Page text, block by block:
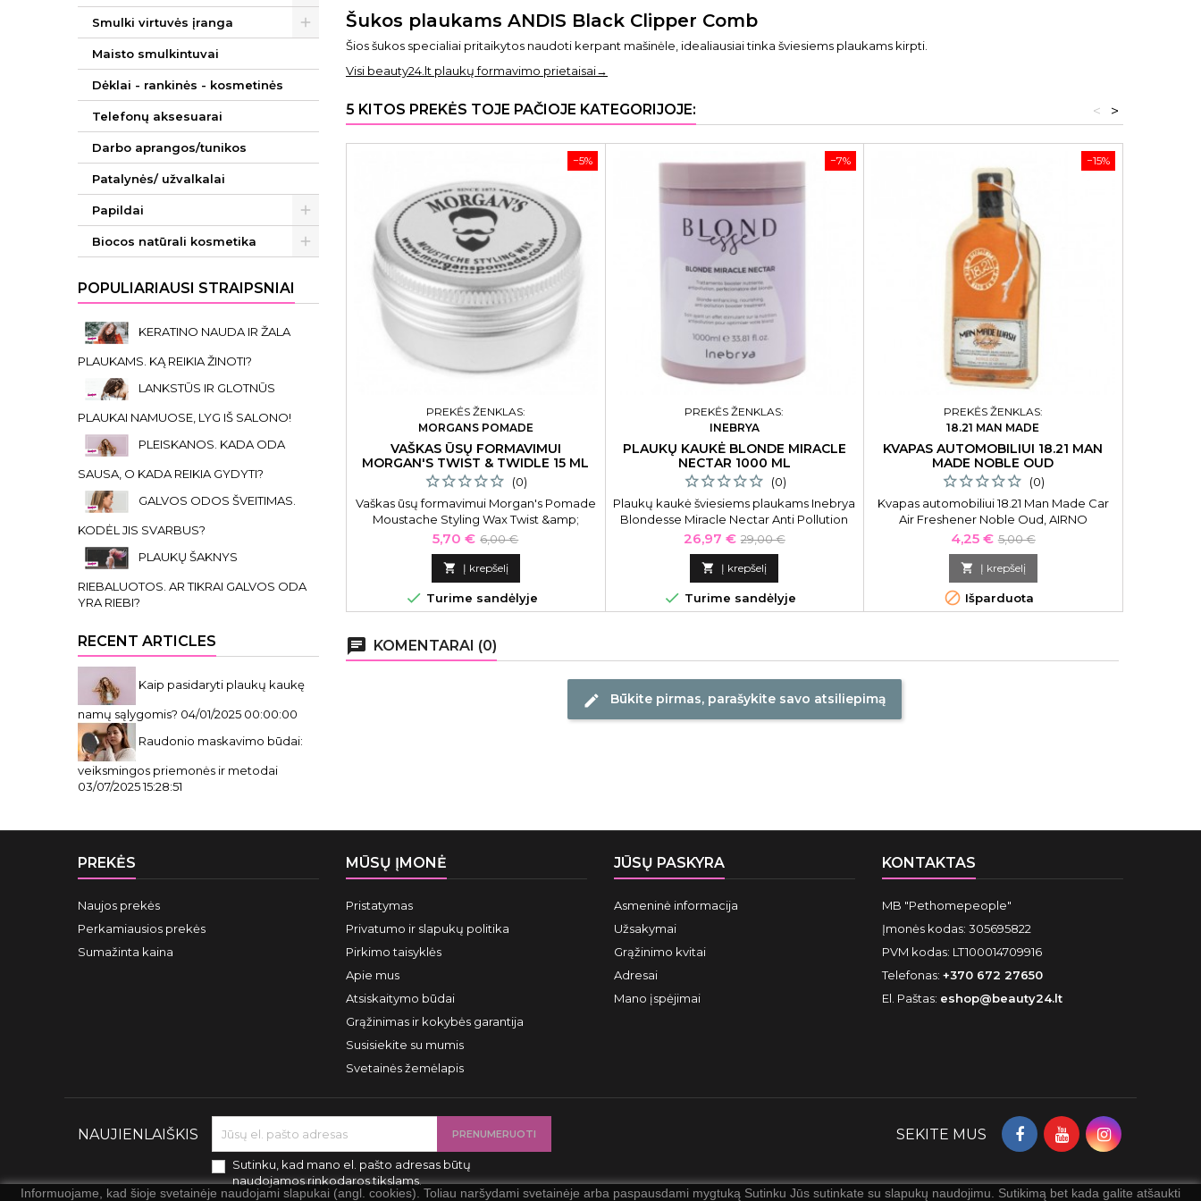
Smulki virtuvės įranga
Maisto smulkintuvai
Dėklai - rankinės - kosmetinės
Telefonų aksesuarai
Darbo aprangos/tunikos
Patalynės/ užvalkalai
Papildai
Biocos natūrali kosmetika
POPULIARIAUSI STRAIPSNIAI
KERATINO NAUDA IR ŽALA
PLAUKAMS. KĄ REIKIA ŽINOTI?
LANKSTŪS IR GLOTNŪS
PLAUKAI NAMUOSE, LYG IŠ SALONO!
PLEISKANOS. KADA ODA
SAUSA, O KADA REIKIA GYDYTI?
GALVOS ODOS ŠVEITIMAS.
KODĖL JIS SVARBUS?
PLAUKŲ ŠAKNYS
RIEBALUOTOS. AR TIKRAI GALVOS ODA
YRA RIEBI?
RECENT ARTICLES
Kaip pasidaryti plaukų kaukę
namų sąlygomis? 04/01/2025 00:00:00
Raudonio maskavimo būdai:
veiksmingos priemonės ir metodai
03/07/2025 15:28:51
Šukos plaukams ANDIS Black Clipper Comb
Šios šukos specialiai pritaikytos naudoti kerpant mašinėle, idealiausiai tinka šviesiems plaukams kirpti.
Visi beauty24.lt plaukų formavimo prietaisai→
5 KITOS PREKĖS TOJE PAČIOJE KATEGORIJOJE: >
<
−5%
PREKĖS ŽENKLAS:
MORGANS POMADE
VAŠKAS ŪSŲ FORMAVIMUI
MORGAN'S TWIST & TWIDLE 15 ML
(0)
Vaškas ūsų formavimui Morgan's Pomade
Moustache Styling Wax Twist &amp;
Twidle MPM102/145, 15 ml
Kaina
5,70 € Bazinė
kaina
6,00 €
 Į krepšelį
 Turime sandėlyje
−7%
PREKĖS ŽENKLAS:
INEBRYA
PLAUKŲ KAUKĖ BLONDE MIRACLE
NECTAR 1000 ML
(0)
Plaukų kaukė šviesiems plaukams Inebrya
Blondesse Miracle Nectar Anti Pollution
Treatment ICE26148, 1000 ml Plaukų
kaukė efektyviai maitina plaukus ir
pasižymi aplinkos taršos faktorių žalą
plaukams neutralizuojančiu poveikiu.
Kaina
26,97 € Bazinė
kaina
29,00 €
 Į krepšelį
 Turime sandėlyje
−15%
PREKĖS ŽENKLAS:
18.21 MAN MADE
KVAPAS AUTOMOBILIUI 18.21 MAN
MADE NOBLE OUD
(0)
Kvapas automobiliui 18.21 Man Made Car
Air Freshener Noble Oud, AIRNO
Kaina
4,25 € Bazinė
kaina
5,00 €
 Į krepšelį
 Išparduota
chat KOMENTARAI (0)
edit Būkite pirmas, parašykite savo atsiliepimą
PREKĖS
Naujos prekės
Perkamiausios prekės
Sumažinta kaina
MŪSŲ ĮMONĖ
Pristatymas
Privatumo ir slapukų politika
Pirkimo taisyklės
Apie mus
Atsiskaitymo būdai
Grąžinimas ir kokybės garantija
Susisiekite su mumis
Svetainės žemėlapis
JŪSŲ PASKYRA
Asmeninė informacija
Užsakymai
Grąžinimo kvitai
Adresai
Mano įspėjimai
KONTAKTAS
MB "Pethomepeople"
Įmonės kodas: 305695822
PVM kodas: LT100014709916
Telefonas: +370 672 27650
El. Paštas: eshop@beauty24.lt
Informuojame, kad šioje svetainėje naudojami slapukai (angl. cookies). Toliau naršydami svetainėje arba paspausdami mygtuką Sutinku Jūs sutinkate su slapukų naudojimu. Sutikimą bet kada galite atšaukti
NAUJIENLAIŠKIS
Sutinku, kad mano el. pašto adresas būtų
naudojamos rinkodaros tikslams.
SEKITE MUS